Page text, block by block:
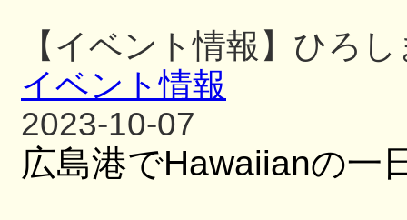
【イベント情報】ひろ
イベント情報
2023-10-07
広島港でHawaiianの一